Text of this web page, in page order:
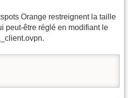
Orange restreignent la taille
peut-être réglé en modifiant le